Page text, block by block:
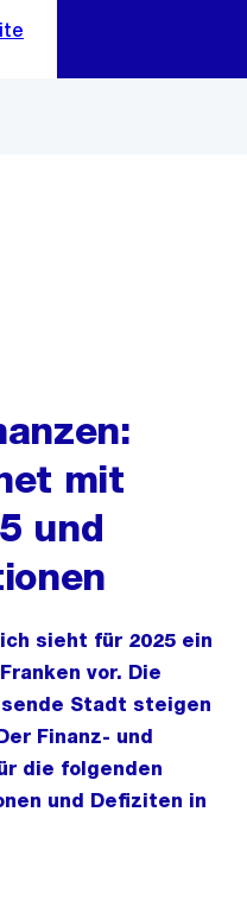
mit
und
sieht für 2025 ein
vor. Die
Stadt steigen
Finanz- und
die folgenden
und Defiziten in